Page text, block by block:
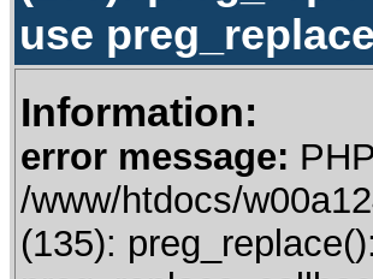
use
Information:
error message:
/www/htdocs/
(135):